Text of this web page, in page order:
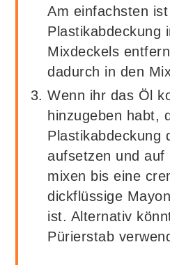
Am einfachsten
Plastikabdeckung
Mixdeckels
dadurch in den
Wenn ihr das Öl
hinzugeben habt,
Plastikabdeckung
aufsetzen und auf
mixen bis eine
dickflüssige
ist. Alternativ
Pürierstab